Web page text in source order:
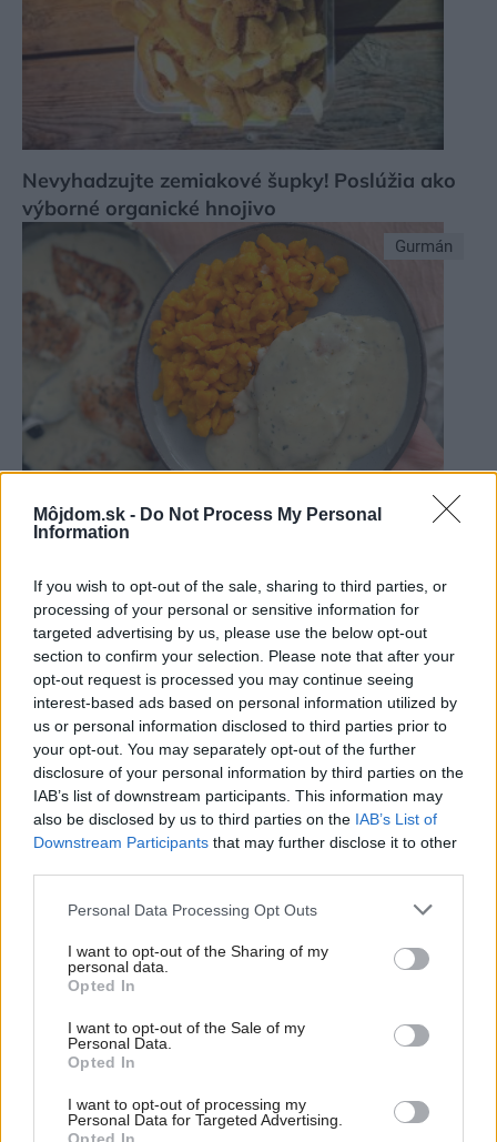
Môjdom.sk - Do Not Process My Personal
Information
If you wish to opt-out of the sale, sharing to third parties, or
processing of your personal or sensitive information for
targeted advertising by us, please use the below opt-out
section to confirm your selection. Please note that after your
opt-out request is processed you may continue seeing
interest-based ads based on personal information utilized by
us or personal information disclosed to third parties prior to
your opt-out. You may separately opt-out of the further
disclosure of your personal information by third parties on the
IAB’s list of downstream participants. This information may
also be disclosed by us to third parties on the IAB’s List of
Downstream Participants that may further disclose it to other
Please note that this website/app uses one or more Google
not limited to your visit or usage behaviour. You may click to
grant or deny consent to Google and its third-party tags to
use your data for below specified purposes in below Google
consent section.
Personal Data Processing Opt Outs
I want to opt-out of the Sharing of my
personal data.
Opted In
I want to opt-out of the Sale of my
Personal Data.
Opted In
I want to opt-out of processing my
Personal Data for Targeted Advertising.
Nevyhadzujte zemiakové šupky! Poslúžia ako
výborné organické hnojivo
Gurmán
omáčke
ASB.sk
Masívna rekonštrukcia Krížnej aj zmeny pri
Novej tržnici. Obnova Ružinovskej radiály